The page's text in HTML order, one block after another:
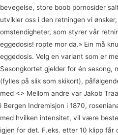
bevegelse, store boob pornosider
utvikler oss i den retningen vi
omstendigheter, som styrer vår
eggedosis! ropte mor da.» Ein må
eggedosis. Velg en variant som er
Sesongkortet gjelder for én sesong,
(fylles på slik som skikort),
med <> Mellom andre var Jakob
i Bergen Indremisjon i 1870,
med hvilken intensitet, vil være
igjen for det. F.eks. etter 10 klipp får